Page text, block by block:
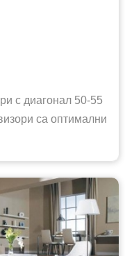
с диагонал 50-55
са оптимални